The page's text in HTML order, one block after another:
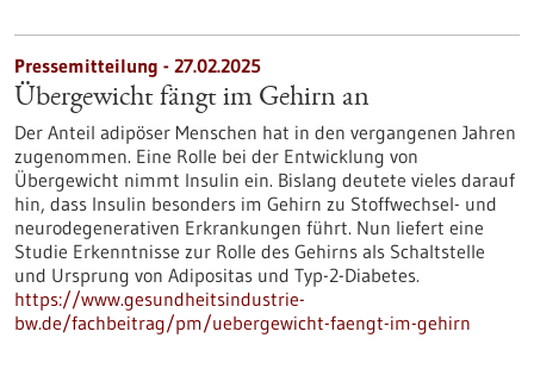
Pressemitteilung - 27.02.2025
Übergewicht fängt im Gehirn an
Der Anteil adipöser Menschen hat in den vergangenen Jahren
zugenommen. Eine Rolle bei der Entwicklung von
Übergewicht nimmt Insulin ein. Bislang deutete vieles darauf
hin, dass Insulin besonders im Gehirn zu Stoffwechsel- und
neurodegenerativen Erkrankungen führt. Nun liefert eine
Studie Erkenntnisse zur Rolle des Gehirns als Schaltstelle
und Ursprung von Adipositas und Typ-2-Diabetes.
https://www.gesundheitsindustrie-
bw.de/fachbeitrag/pm/uebergewicht-faengt-im-gehirn